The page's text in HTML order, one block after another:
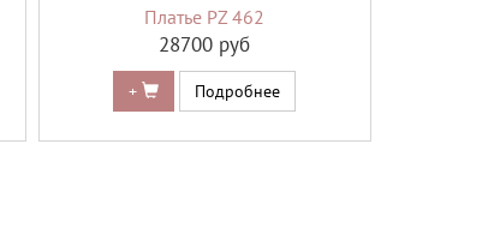
Платье PZ 462
28700 руб
+ Подробнее